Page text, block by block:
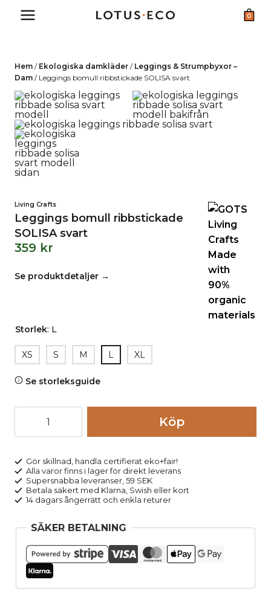
0
Hem / Ekologiska damkläder / Leggings & Strumpbyxor –
Dam / Leggings bomull ribbstickade SOLISA svart
Living Crafts
Leggings bomull ribbstickade
SOLISA svart
359 kr
Se produktdetaljer →
Storlek: L
XS S M L XL
Se storleksguide
bomull
SOLISA
svart
mängd
Köp
Gör skillnad, handla certifierat eko+fair!
Alla varor finns i lager för direkt leverans
Supersnabba leveranser, 59 SEK
Betala säkert med Klarna, Swish eller kort
14 dagars ångerrätt och enkla returer
SÄKER BETALNING